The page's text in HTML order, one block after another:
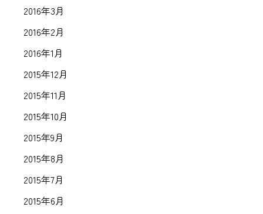
2016年3月
2016年2月
2016年1月
2015年12月
2015年11月
2015年10月
2015年9月
2015年8月
2015年7月
2015年6月